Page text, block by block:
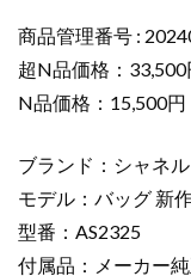
ピ
ー
バ
新
作
2024
ブ
商品管理番号 :
超N品価格：33,500
N品価格：15,500円
ブランド：シャネ
モデル：バッグ 新
型番：AS2325
付属品：メーカー